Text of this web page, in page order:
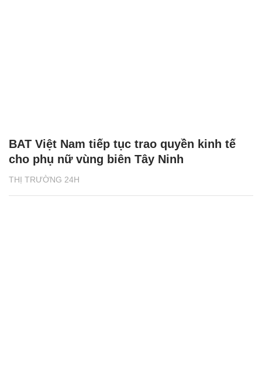
THỊ TRƯỜNG 24H
BAT Việt Nam tiếp tục trao quyền kinh tế
cho phụ nữ vùng biên Tây Ninh